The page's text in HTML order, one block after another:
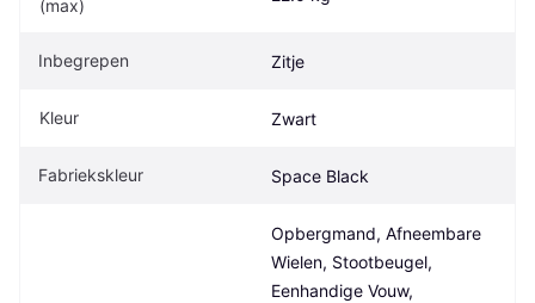
(max)
Inbegrepen Zitje
Kleur Zwart
Fabriekskleur Space Black
Opbergmand, Afneembare
Wielen, Stootbeugel,
Eenhandige Vouw,